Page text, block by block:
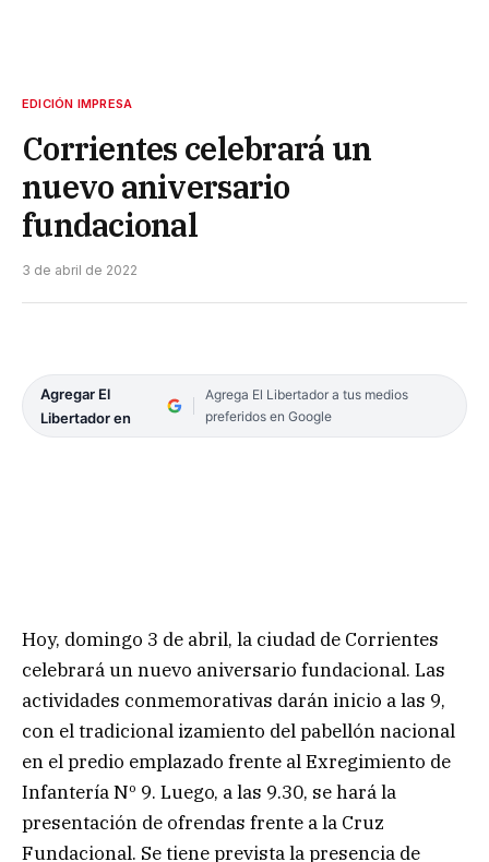
EDICIÓN IMPRESA
Corrientes celebrará un
nuevo aniversario
fundacional
3 de abril de 2022
Agregar El
Libertador en
Agrega El Libertador a tus medios
preferidos en Google
Hoy, domingo 3 de abril, la ciudad de Corrientes
celebrará un nuevo aniversario fundacional. Las
actividades conmemorativas darán inicio a las 9,
con el tradicional izamiento del pabellón nacional
en el predio emplazado frente al Exregimiento de
Infantería Nº 9. Luego, a las 9.30, se hará la
presentación de ofrendas frente a la Cruz
Fundacional. Se tiene prevista la presencia de